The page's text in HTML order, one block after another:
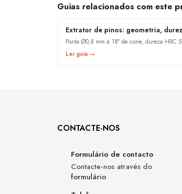
Guias relacionados com este
Extrator de pinos: geometria,
Ponta Ø0,8 mm a 18° de cone, dureza
Ler guia →
CONTACTE-NOS
Formulário de contacto
Contacte-nos através do
formulário